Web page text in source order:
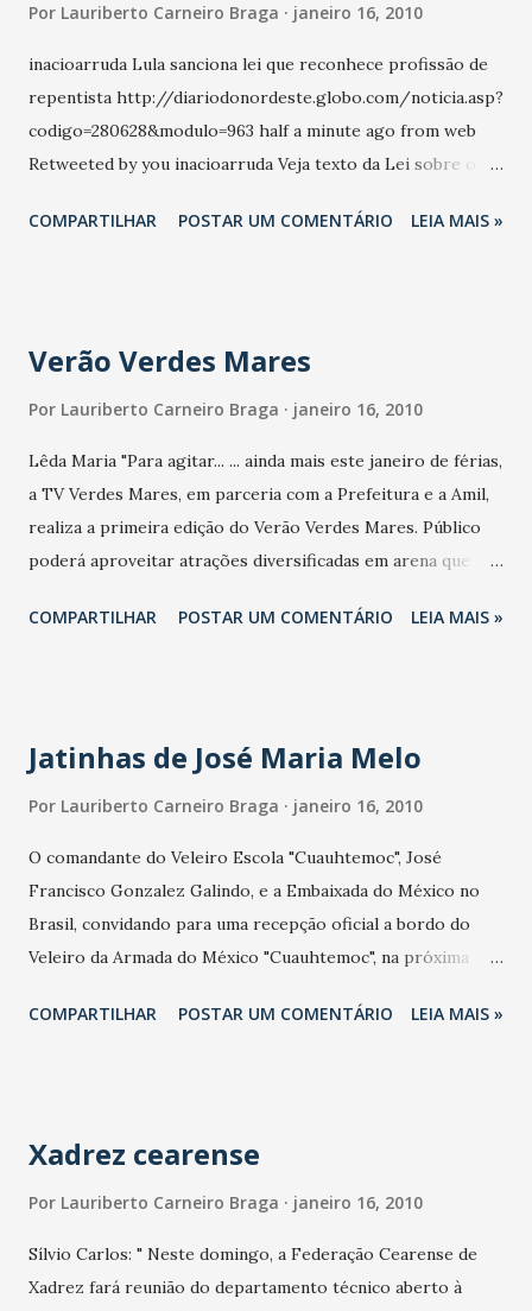
Por Lauriberto Carneiro Braga janeiro 16, 2010
inacioarruda Lula sanciona lei que reconhece profissão de
repentista http://diariodonordeste.globo.com/noticia.asp?
codigo=280628&modulo=963 half a minute ago from web
Retweeted by you inacioarruda Veja texto da Lei sobre o
http://www.planalto.gov.br/ccivil_03/_Ato2007-
COMPARTILHAR POSTAR UM COMENTÁRIO LEIA MAIS »
Verão Verdes Mares
Por Lauriberto Carneiro Braga janeiro 16, 2010
Lêda Maria "Para agitar... ... ainda mais este janeiro de férias,
a TV Verdes Mares, em parceria com a Prefeitura e a Amil,
realiza a primeira edição do Verão Verdes Mares. Público
poderá aproveitar atrações diversificadas em arena que
de clube. Detalhe: tudo gratuito. Evento começa hoje e
partir das 9 horas."
COMPARTILHAR POSTAR UM COMENTÁRIO LEIA MAIS »
Jatinhas de José Maria Melo
Por Lauriberto Carneiro Braga janeiro 16, 2010
O comandante do Veleiro Escola "Cuauhtemoc", José
Francisco Gonzalez Galindo, e a Embaixada do México no
Brasil, convidando para uma recepção oficial a bordo do
Veleiro da Armada do México "Cuauhtemoc", na próxima
Portos no Cais número 2 Píer Fiscal. O ministro dos
final do ano. Afirmou para o fim do semestre, a
Mercado dos Pinhões, dentro do Projeto Quinta Cultural, o
seu livro "Rumo Norte" Silvino Neves, da TV Diário,
COMPARTILHAR POSTAR UM COMENTÁRIO LEIA MAIS »
Xadrez cearense
Por Lauriberto Carneiro Braga janeiro 16, 2010
Sílvio Carlos: " Neste domingo, a Federação Cearense de
Xadrez fará reunião do departamento técnico aberto à